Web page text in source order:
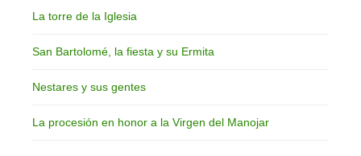
La torre de la Iglesia
San Bartolomé, la fiesta y su Ermita
Nestares y sus gentes
La procesión en honor a la Virgen del Manojar